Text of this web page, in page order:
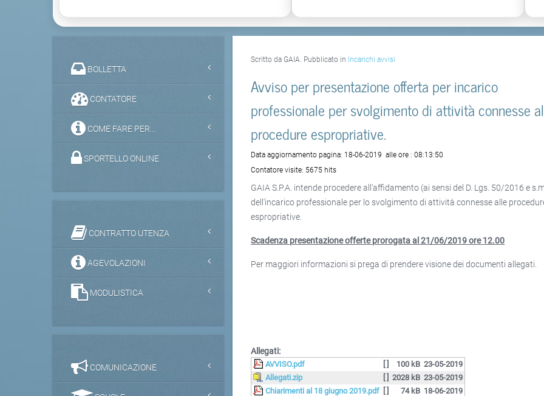
Scritto da GAIA. Pubblicato in Incarichi avvisi
Avviso per presentazione offerta per incarico
professionale per svolgimento di attività connesse
procedure espropriative.
Data aggiornamento pagina: 18-06-2019 alle ore :08:13:50
Contatore visite: 5675 hits
GAIA S.P.A. intende procedere all’affidamento (ai sensi del D. Lgs. 50/2016 e
dell'incarico professionale per lo svolgimento di attività connesse alle
espropriative.
Scadenza presentazione offerte prorogata al 21/06/2019 ore 12.00
Per maggiori informazioni si prega di prendere visione dei documenti allegati.
Allegati:
AVVISO.pdf [ ] 100 kB 23-05-2019
Allegati.zip
[ ] 2028 kB 23-05-2019
Chiarimenti al 18 giugno 2019.pdf [ ] 74 kB 18-06-2019
BOLLETTA
CONTATORE
COME FARE PER...
SPORTELLO ONLINE
CONTRATTO UTENZA
AGEVOLAZIONI
MODULISTICA
COMUNICAZIONE